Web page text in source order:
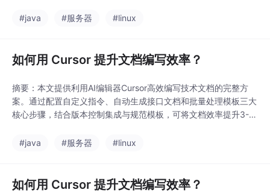
缩短至5分钟）及进阶技巧（多语言生成、合规检查等），实现从
#java #服务器 #linux
如何用 Cursor 提升文档编写效率？
摘要：本文提供利用AI编辑器Cursor高效编写技术文档的完整方
案。通过配置自定义指令、自动生成接口文档和批量处理模板三大
核心步骤，结合版本控制集成与规范模板，可将文档效率提升3-5
缩短至5分钟）及进阶技巧（多语言生成、合规检查等），实现从
#java #服务器 #linux
如何用 Cursor 提升文档编写效率？